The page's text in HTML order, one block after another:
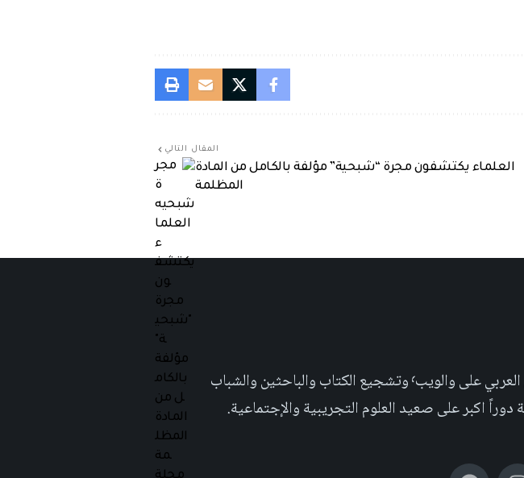
المقال التالي
العلماء يكتشفون مجرة “شبحية” مؤلفة بالكامل من المادة
المظلمة
مجلة علمية عربية غير ربحية، تهدف الى إثراء المحتوى العلمي العربي على والويب٬ وتشجيع الكتاب والباحثين والشباب